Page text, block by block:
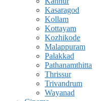
Kasaragod
Kollam
Kottayam
Kozhikode
Malappuram
Palakkad
Pathanamthitta
Thrissur
Trivandrum
Wayanad